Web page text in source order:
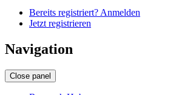
Bereits registriert? Anmelden
Jetzt registrieren
Navigation
Close panel